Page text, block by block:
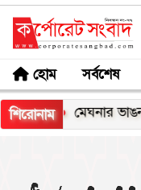
হোম সর্বশেষ
শিরোনাম
মেঘনার ভাঙনরোধে